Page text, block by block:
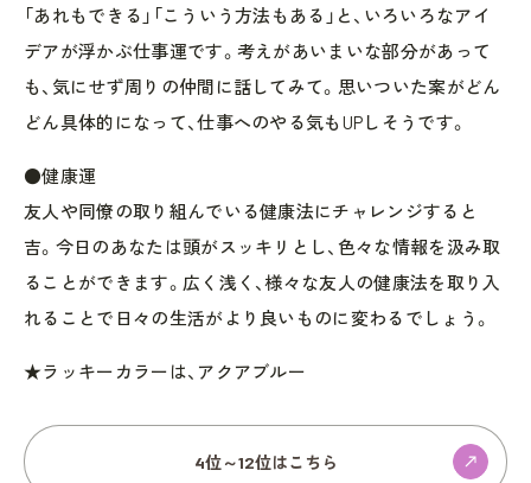
「あれもできる」「こういう方法もある」と、いろいろなアイ
デアが浮かぶ仕事運です。考えがあいまいな部分があって
も、気にせず周りの仲間に話してみて。思いついた案がどん
どん具体的になって、仕事へのやる気もUPしそうです。
●健康運
友人や同僚の取り組んでいる健康法にチャレンジすると
吉。今日のあなたは頭がスッキリとし、色々な情報を汲み取
ることができます。広く浅く、様々な友人の健康法を取り入
れることで日々の生活がより良いものに変わるでしょう。
★ラッキーカラーは、アクアブルー
4位～12位はこちら